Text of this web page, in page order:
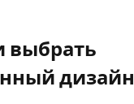
выбрать
дизайн